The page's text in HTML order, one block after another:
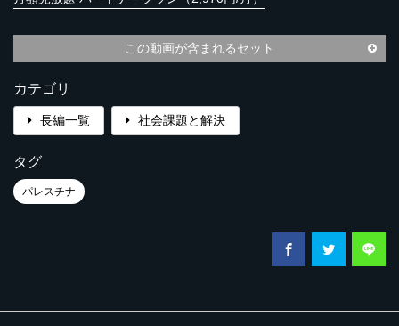
この動画が含まれるセット
カテゴリ
長編一覧 社会課題と解決
タグ
パレスチナ